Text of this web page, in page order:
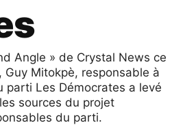
Angle » de Crystal News ce
Guy Mitokpè, responsable à
parti Les Démocrates a levé
sources du projet
du parti.